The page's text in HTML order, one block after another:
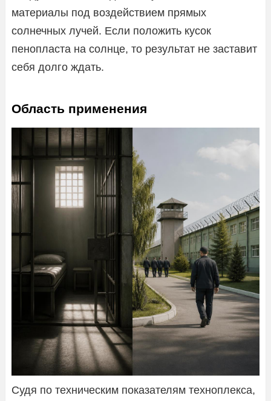
материалы под воздействием прямых
солнечных лучей. Если положить кусок
пенопласта на солнце, то результат не заставит
себя долго ждать.
Область применения
Судя по техническим показателям техноплекса,